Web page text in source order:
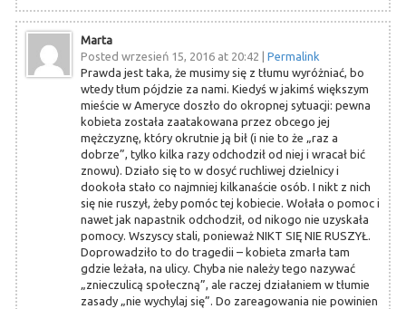
Marta
Posted wrzesień 15, 2016 at 20:42 | Permalink
Prawda jest taka, że musimy się z tłumu wyróżniać, bo
wtedy tłum pójdzie za nami. Kiedyś w jakimś większym
mieście w Ameryce doszło do okropnej sytuacji: pewna
kobieta została zaatakowana przez obcego jej
mężczyznę, który okrutnie ją bił (i nie to że „raz a
dobrze”, tylko kilka razy odchodził od niej i wracał bić
znowu). Działo się to w dosyć ruchliwej dzielnicy i
dookoła stało co najmniej kilkanaście osób. I nikt z nich
się nie ruszył, żeby pomóc tej kobiecie. Wołała o pomoc i
nawet jak napastnik odchodził, od nikogo nie uzyskała
pomocy. Wszyscy stali, ponieważ NIKT SIĘ NIE RUSZYŁ.
Doprowadziło to do tragedii – kobieta zmarła tam
gdzie leżała, na ulicy. Chyba nie należy tego nazywać
„znieczulicą społeczną”, ale raczej działaniem w tłumie
zasady „nie wychylaj się”. Do zareagowania nie powinien